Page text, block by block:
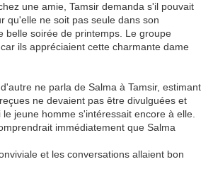
une amie, Tamsir demanda s'il pouvait
qu'elle ne soit pas seule dans son
belle soirée de printemps. Le groupe
ils appréciaient cette charmante dame
ne parla de Salma à Tamsir, estimant
ne devaient pas être divulguées et
jeune homme s'intéressait encore à elle.
immédiatement que Salma
et les conversations allaient bon